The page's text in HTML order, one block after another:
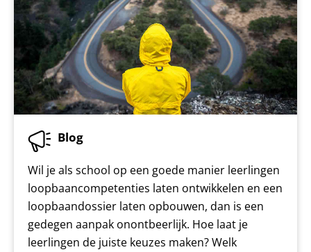
Blog
Wil je als school op een goede manier leerlingen
loopbaancompetenties laten ontwikkelen en een
loopbaandossier laten opbouwen, dan is een
gedegen aanpak onontbeerlijk. Hoe laat je
leerlingen de juiste keuzes maken? Welk